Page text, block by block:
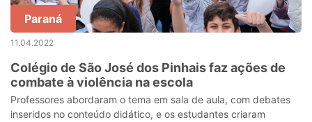
Paraná
11.04.2022
Colégio de São José dos Pinhais faz ações de
combate à violência na escola
Professores abordaram o tema em sala de aula, com debates
inseridos no conteúdo didático, e os estudantes criaram